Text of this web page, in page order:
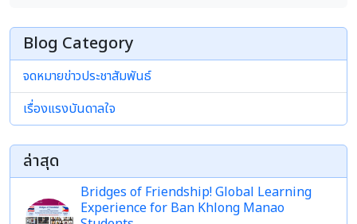
Blog Category
จดหมายข่าวประชาสัมพันธ์
เรื่องแรงบันดาลใจ
ล่าสุด
Bridges of Friendship! Global Learning
Experience for Ban Khlong Manao